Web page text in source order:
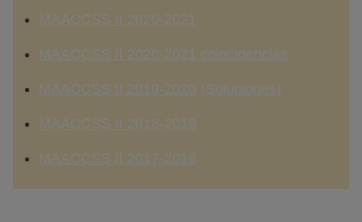
MAACCSS II 2020-2021
MAACCSS II 2020-2021 coincidencias
MAACCSS II 2019-2020 (Soluciones)
MAACCSS II 2018-2019
MAACCSS II 2017-2018